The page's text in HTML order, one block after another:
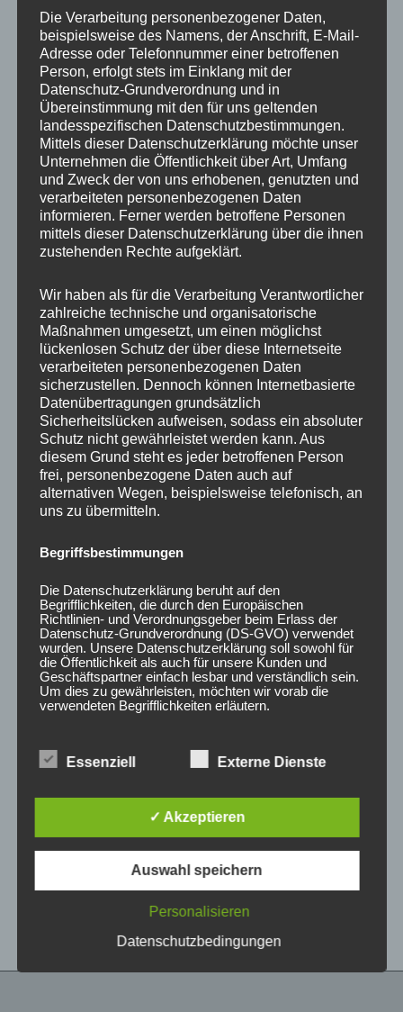
Lochzahl
Mittellochbohrung 72,6 mm
Nabenbohrung 72.6
PCD 112 mm
Traglast 815
Ähnliche Produkte
CONCAVER CVR1
19×8,5 ET40 5×112
Brushed Bronze
450,00€ *
Bewertet
mit
CONCAVER CVR1
19×8,5 ET35 5×120
Brushed Bronze
5
19×8,5 ET35 5×120
450,00€ *
19×8 ET40 5×112
Carbon Graphite
425,00€ *
Bewertet
von
5
Die Verarbeitung personenbezogener Daten,
beispielsweise des Namens, der Anschrift, E-Mail-
Adresse oder Telefonnummer einer betroffenen
Person, erfolgt stets im Einklang mit der
Datenschutz-Grundverordnung und in
Übereinstimmung mit den für uns geltenden
landesspezifischen Datenschutzbestimmungen.
Mittels dieser Datenschutzerklärung möchte unser
Unternehmen die Öffentlichkeit über Art, Umfang
und Zweck der von uns erhobenen, genutzten und
verarbeiteten personenbezogenen Daten
informieren. Ferner werden betroffene Personen
mittels dieser Datenschutzerklärung über die ihnen
zustehenden Rechte aufgeklärt.
Wir haben als für die Verarbeitung Verantwortlicher
zahlreiche technische und organisatorische
Maßnahmen umgesetzt, um einen möglichst
lückenlosen Schutz der über diese Internetseite
verarbeiteten personenbezogenen Daten
sicherzustellen. Dennoch können Internetbasierte
Datenübertragungen grundsätzlich
Sicherheitslücken aufweisen, sodass ein absoluter
Schutz nicht gewährleistet werden kann. Aus
diesem Grund steht es jeder betroffenen Person
frei, personenbezogene Daten auch auf
alternativen Wegen, beispielsweise telefonisch, an
uns zu übermitteln.
Begriffsbestimmungen
Die Datenschutzerklärung beruht auf den
Begrifflichkeiten, die durch den Europäischen
Richtlinien- und Verordnungsgeber beim Erlass der
Datenschutz-Grundverordnung (DS-GVO) verwendet
wurden. Unsere Datenschutzerklärung soll sowohl für
die Öffentlichkeit als auch für unsere Kunden und
Geschäftspartner einfach lesbar und verständlich sein.
Um dies zu gewährleisten, möchten wir vorab die
verwendeten Begrifflichkeiten erläutern.
Wir verwenden in dieser Datenschutzerklärung
unter anderem die folgenden Begriffe:
Personenbezogene Daten sind alle
identifizierbare natürliche Person (im Folgenden
wird eine natürliche Person angesehen, die
Essenziell Externe Dienste
✓ Akzeptieren
Auswahl speichern
Personalisieren
Datenschutzbedingungen